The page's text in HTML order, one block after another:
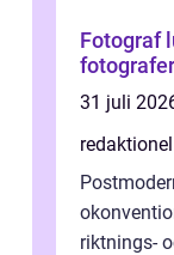
Fotograf lund
31 juli
redaktionel
riktnings-